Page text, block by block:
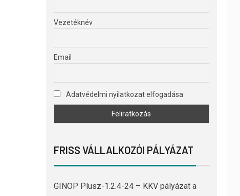
Vezetéknév
Email
Adatvédelmi nyilatkozat elfogadása
FRISS VÁLLALKOZÓI PÁLYÁZAT
GINOP Plusz-1.2.4-24 – KKV pályázat a